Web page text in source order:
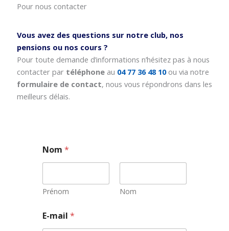
Pour nous contacter
Vous avez des questions sur notre club, nos
pensions ou nos cours ?
Pour toute demande d’informations n’hésitez pas à nous
contacter par téléphoneau 04 77 36 48 10 ou via notre
formulaire de contact, nous vous répondrons dans les
meilleurs délais.
Nom*
Prénom Nom
E-mail*